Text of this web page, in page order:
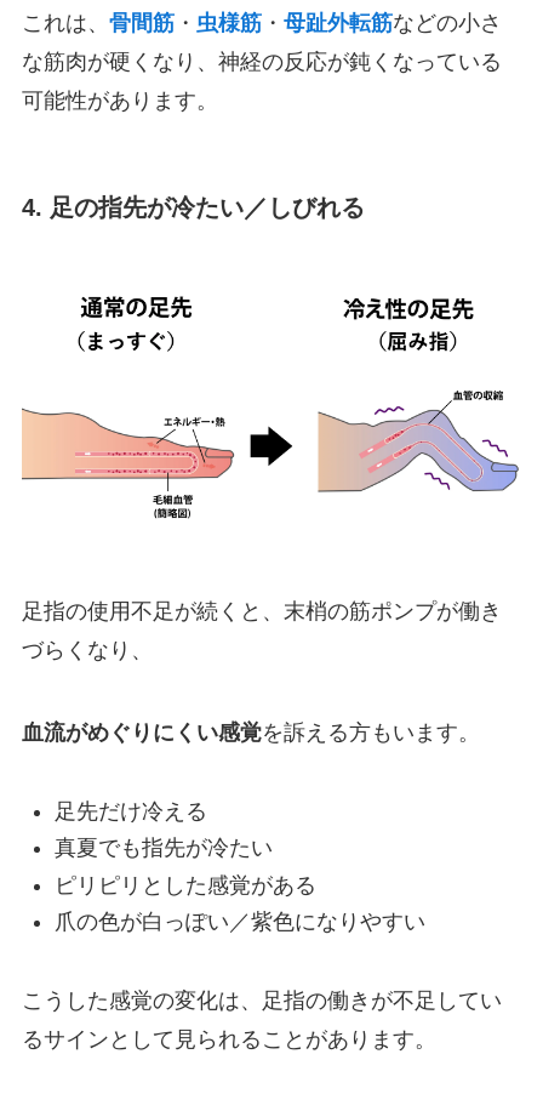
これは、 骨間筋・ 虫様筋・ 母趾外転筋などの小さ
な筋肉が硬くなり、神経の反応が鈍くなっている
可能性があります。
4. 足の指先が冷たい／しびれる
足指の使用不足が続くと、末梢の筋ポンプが働き
づらくなり、
血流がめぐりにくい感覚を訴える方もいます。
足先だけ冷える
真夏でも指先が冷たい
ピリピリとした感覚がある
爪の色が白っぽい／紫色になりやすい
こうした感覚の変化は、足指の働きが不足してい
るサインとして見られることがあります。